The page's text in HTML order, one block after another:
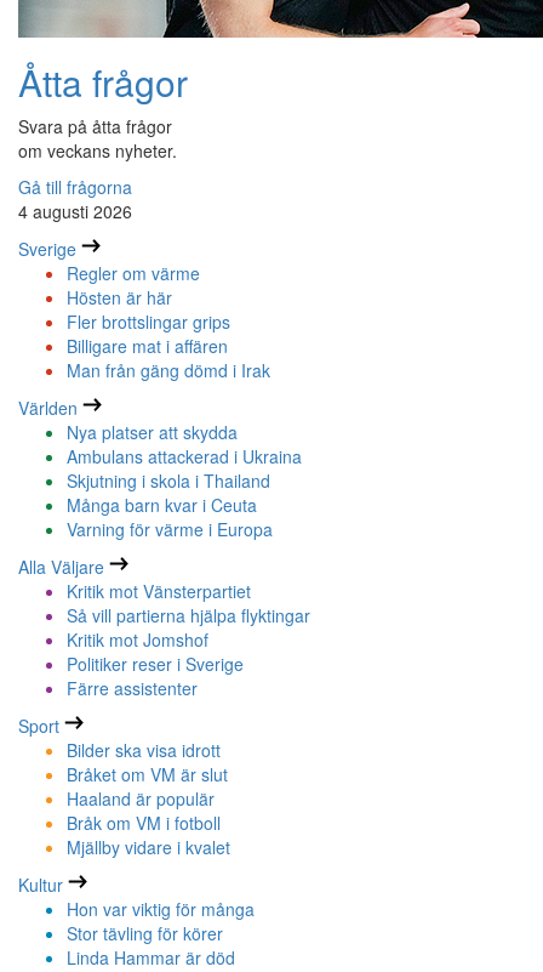
Åtta frågor
Svara på åtta frågor
om veckans nyheter.
Gå till frågorna
4 augusti 2026
Sverige
Regler om värme
Hösten är här
Fler brottslingar grips
Billigare mat i affären
Man från gäng dömd i Irak
Världen
Nya platser att skydda
Ambulans attackerad i Ukraina
Skjutning i skola i Thailand
Många barn kvar i Ceuta
Varning för värme i Europa
Alla Väljare
Kritik mot Vänsterpartiet
Så vill partierna hjälpa flyktingar
Kritik mot Jomshof
Politiker reser i Sverige
Färre assistenter
Sport
Bilder ska visa idrott
Bråket om VM är slut
Haaland är populär
Bråk om VM i fotboll
Mjällby vidare i kvalet
Kultur
Hon var viktig för många
Stor tävling för körer
Linda Hammar är död